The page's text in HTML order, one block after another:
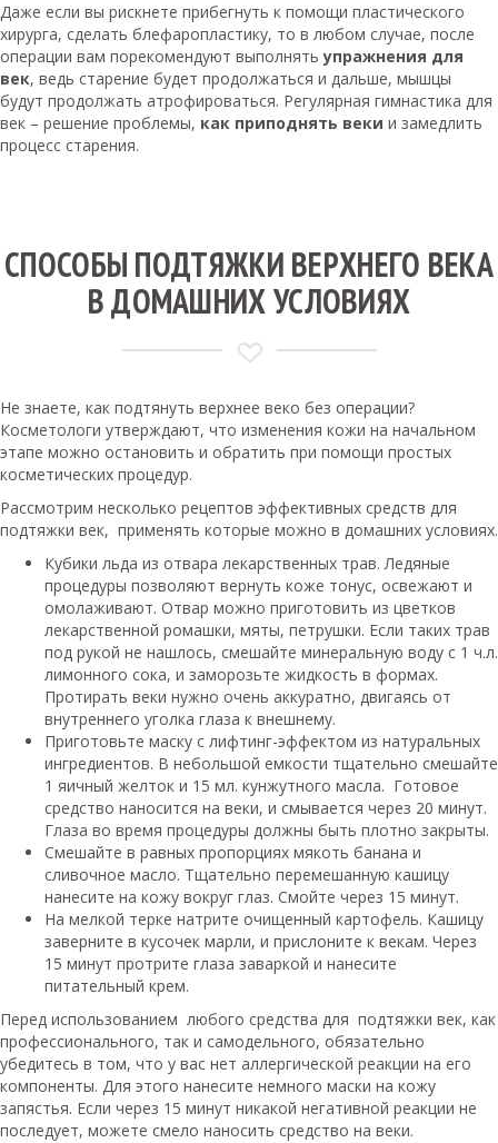
Даже если вы рискнете прибегнуть к помощи пластического
хирурга, сделать блефаропластику, то в любом случае, после
операции вам порекомендуют выполнятьупражнения для
век, ведь старение будет продолжаться и дальше, мышцы
будут продолжать атрофироваться. Регулярная гимнастика для
век – решение проблемы, как приподнять веки и замедлить
процесс старения.
СПОСОБЫ ПОДТЯЖКИ ВЕРХНЕГО ВЕКА
В ДОМАШНИХ УСЛОВИЯХ
Не знаете, как подтянуть верхнее веко без операции?
Косметологи утверждают, что изменения кожи на начальном
этапе можно остановить и обратить при помощи простых
косметических процедур.
Рассмотрим несколько рецептов эффективных средств для
подтяжки век, применять которые можно в домашних условиях.
Кубики льда из отвара лекарственных трав. Ледяные
процедуры позволяют вернуть коже тонус, освежают и
омолаживают. Отвар можно приготовить из цветков
лекарственной ромашки, мяты, петрушки. Если таких трав
под рукой не нашлось, смешайте минеральную воду с 1 ч.л.
лимонного сока, и заморозьте жидкость в формах.
Протирать веки нужно очень аккуратно, двигаясь от
внутреннего уголка глаза к внешнему.
Приготовьте маску с лифтинг-эффектом из натуральных
ингредиентов. В небольшой емкости тщательно смешайте
1 яичный желток и 15 мл. кунжутного масла. Готовое
средство наносится на веки, и смывается через 20 минут.
Глаза во время процедуры должны быть плотно закрыты.
Смешайте в равных пропорциях мякоть банана и
сливочное масло. Тщательно перемешанную кашицу
нанесите на кожу вокруг глаз. Смойте через 15 минут.
На мелкой терке натрите очищенный картофель. Кашицу
заверните в кусочек марли, и прислоните к векам. Через
15 минут протрите глаза заваркой и нанесите
питательный крем.
Перед использованием любого средства для подтяжки век, как
профессионального, так и самодельного, обязательно
убедитесь в том, что у вас нет аллергической реакции на его
компоненты. Для этого нанесите немного маски на кожу
запястья. Если через 15 минут никакой негативной реакции не
последует, можете смело наносить средство на веки.